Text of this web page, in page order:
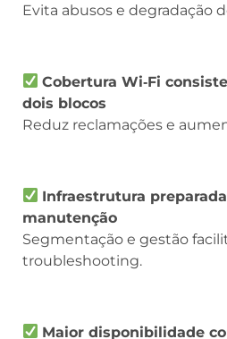
Evita abusos e degradação
Cobertura Wi‑Fi
dois blocos
Reduz reclamações e
Infraestrutura
manutenção
Segmentação e gestão
troubleshooting.
Maior disponibilidade